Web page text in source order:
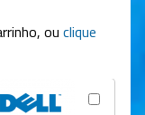
ou clique